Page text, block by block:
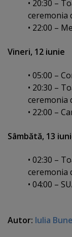
• 20:30 –
ceremonia
• 22:00 –
Vineri, 12 iunie
• 05:00 –
• 20:30 –
ceremonia
• 22:00 –
Sâmbătă, 13
• 02:30 –
ceremonia
• 04:00 –
Autor: Iulia